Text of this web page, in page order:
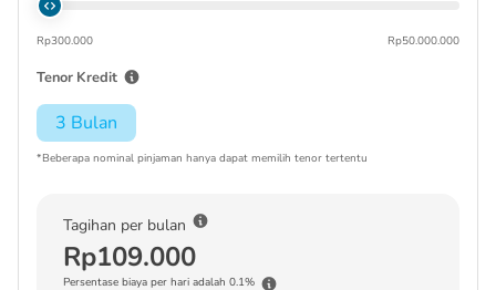
Rp300.000 Rp50.000.000
Tenor Kredit
3 Bulan
*Beberapa nominal pinjaman hanya dapat memilih tenor tertentu
Tagihan per bulan
Rp109.000
Persentase biaya per hari adalah 0.1%